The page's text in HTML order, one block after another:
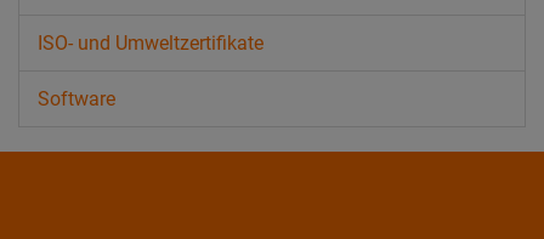
ISO- und Umweltzertifikate
Software